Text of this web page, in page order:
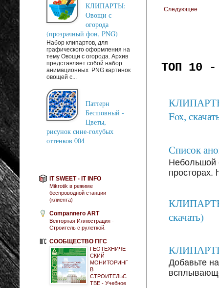
Следующее
ТОП 10 -
КЛИПАРТЫ:
Fox,
Список
Небольшой
просторах.
скачать)
КЛИПАРТЫ:
Добавьте
КЛИПАРТЫ:
Овощи с
огорода
(прозрачный фон, PNG)
Набор клипартов, для
графического оформления на
тему Овощи с огорода. Архив
представляет собой набор
анимационных PNG картинок
овощей с...
Паттерн
Бесшовный -
Цветы,
рисунок сине-голубых
оттенков 004
IT SWEET - IT INFO
Mikrotik в режиме
беспроводной станции
(клиента)
Compannero ART
Векторная Иллюстрация -
Строитель с рулеткой.
СООБЩЕСТВО ПГС
ГЕОТЕХНИЧЕ
СКИЙ
МОНИТОРИНГ
В
СТРОИТЕЛЬС
ТВЕ - Учебное